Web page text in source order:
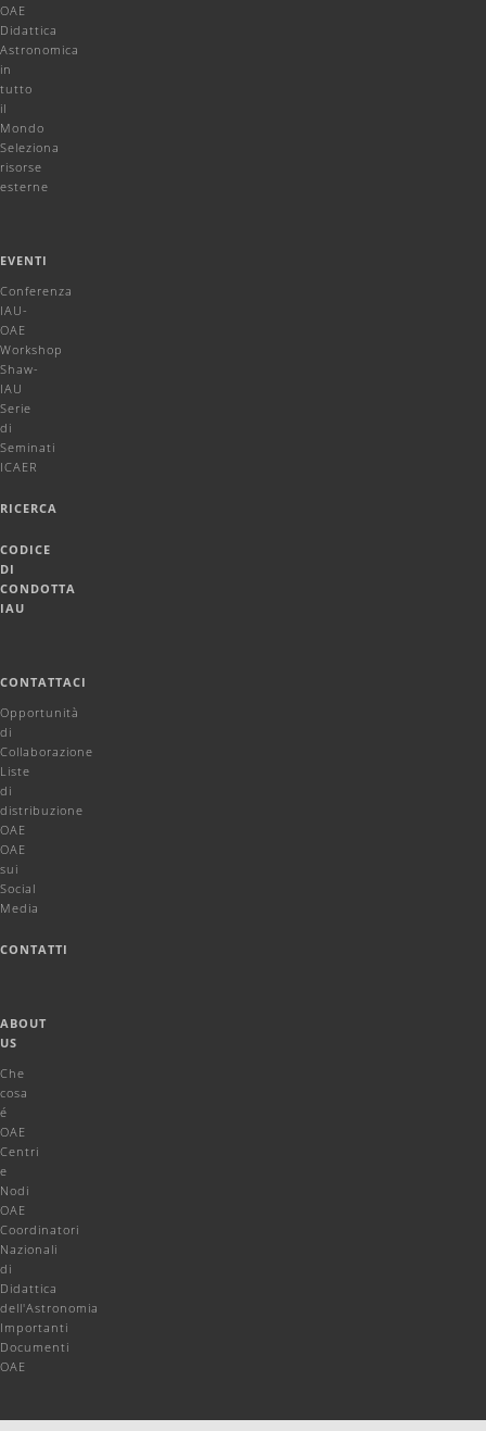
OAE
Didattica
Astronomica
in
tutto
il
Mondo
Seleziona
risorse
esterne
EVENTI
Conferenza
IAU-
OAE
Workshop
Shaw-
IAU
Serie
di
Seminati
ICAER
RICERCA
CODICE
DI
CONDOTTA
IAU
CONTATTACI
Opportunità
di
Collaborazione
Liste
di
distribuzione
OAE
OAE
sui
Social
Media
CONTATTI
ABOUT
US
Che
cosa
é
OAE
Centri
e
Nodi
OAE
Coordinatori
Nazionali
di
Didattica
dell'Astronomia
Importanti
Documenti
OAE